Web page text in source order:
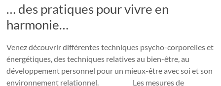
… des pratiques pour vivre en
harmonie…
Venez découvrir différentes techniques psycho-corporelles et
énergétiques, des techniques relatives au bien-être, au
développement personnel pour un mieux-être avec soi et son
environnement relationnel. Les mesures de